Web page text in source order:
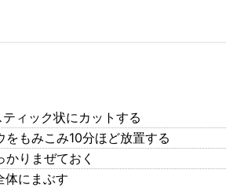
ィック状にカットする
もみこみ10分ほど放置する
りまぜておく
体にまぶす